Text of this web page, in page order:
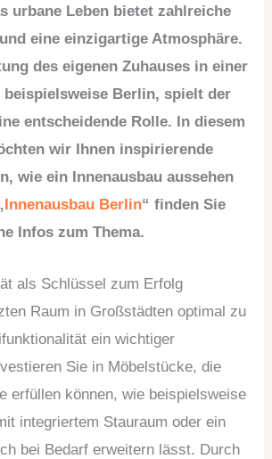
urbane Leben bietet zahlreiche
eine einzigartige Atmosphäre.
des eigenen Zuhauses in einer
beispielsweise Berlin, spielt der
entscheidende Rolle. In diesem
wir Ihnen inspirierende
wie ein Innenausbau aussehen
Innenausbau Berlin“ finden Sie
Infos zum Thema.
als Schlüssel zum Erfolg
Raum in Großstädten optimal zu
ein wichtiger
Sie in Möbelstücke, die
erfüllen können, wie beispielsweise
integriertem Stauraum oder ein
bei Bedarf erweitern lässt. Durch